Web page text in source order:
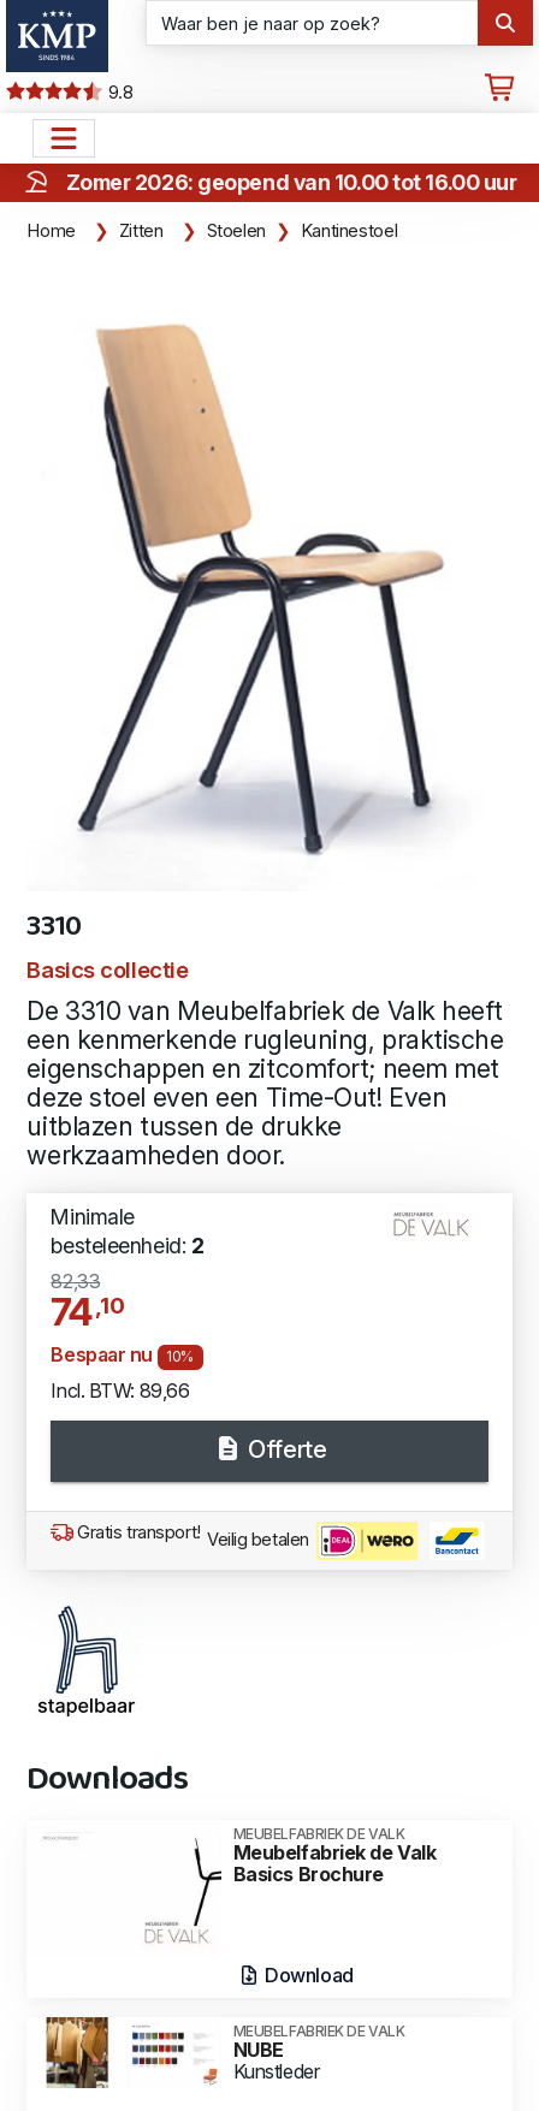
9.8
Zomer 2026: geopend van 10.00 tot 16.00 uur
Home Zitten Stoelen Kantinestoel
3310
Basics collectie
De 3310 van Meubelfabriek de Valk heeft
een kenmerkende rugleuning, praktische
eigenschappen en zitcomfort; neem met
deze stoel even een Time-Out! Even
uitblazen tussen de drukke
werkzaamheden door.
Minimale
besteleenheid: 2
82,33
74,10
Bespaar nu 10%
Incl. BTW: 89,66
Offerte
Gratis transport! Veilig betalen
Downloads
MEUBELFABRIEK DE VALK
Meubelfabriek de Valk
Basics Brochure
Download
MEUBELFABRIEK DE VALK
NUBE
Kunstleder